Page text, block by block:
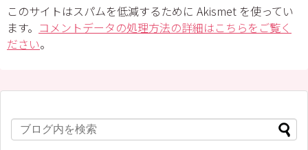
このサイトはスパムを低減するために Akismet を使ってい
ます。 コメントデータの処理方法の詳細はこちらをご覧く
ださい。